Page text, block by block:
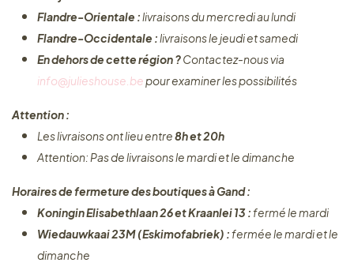
Flandre-Orientale :livraisons du mercredi au lundi
Flandre-Occidentale :livraisons le jeudi et samedi
En dehors de cette région ?Contactez-nous via
info@julieshouse.bepour examiner les possibilités
Attention :
Les livraisons ont lieu entre8h et 20h
Attention: Pas de livraisons le mardi et le dimanche
Horaires de fermeture des boutiques à Gand :
Koningin Elisabethlaan 26 et Kraanlei 13 :fermé le mardi
Wiedauwkaai 23M (Eskimofabriek) :fermée le mardi et le
dimanche